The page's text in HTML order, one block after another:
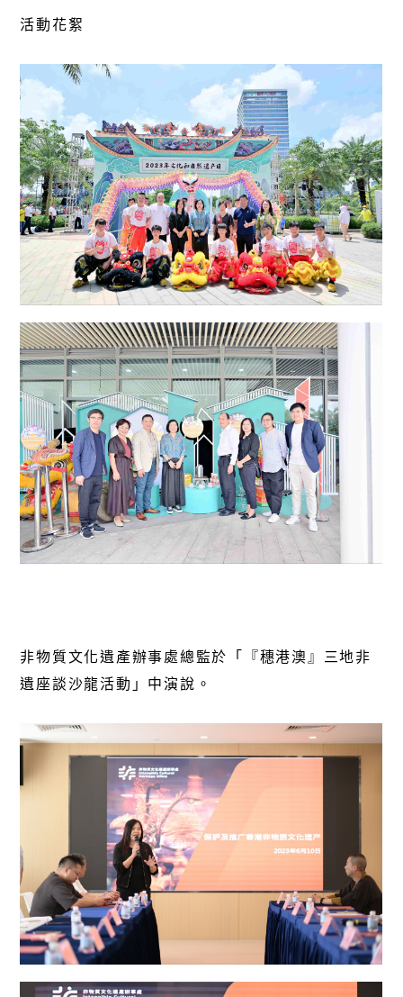
活動花絮
非物質文化遺產辦事處總監於「『穗港澳』三地非
遺座談沙龍活動」中演說。